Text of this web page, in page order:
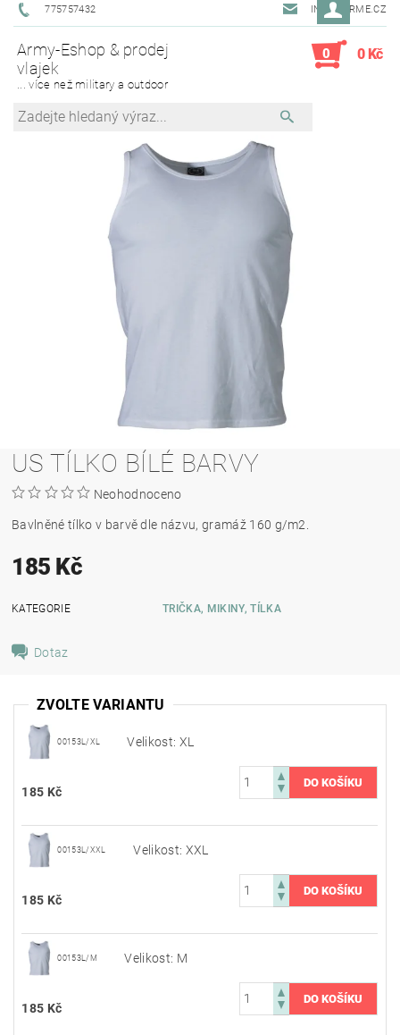
775757432 INFO@ARME.CZ
Army-Eshop & prodej
vlajek
... více než military a outdoor
0 0 Kč
US TÍLKO BÍLÉ BARVY
Neohodnoceno
Bavlněné tílko v barvě dle názvu, gramáž 160 g/m2.
185 Kč
KATEGORIE TRIČKA, MIKINY, TÍLKA
Dotaz
ZVOLTE VARIANTU
00153L/XL Velikost: XL
185 Kč
00153L/XXL Velikost: XXL
185 Kč
00153L/M Velikost: M
185 Kč